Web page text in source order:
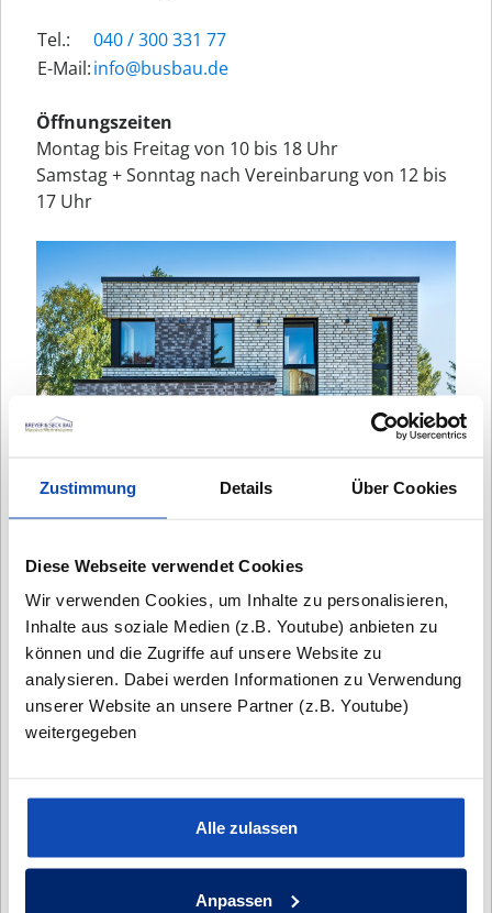
Zustimmung Details Über Cookies
Diese Webseite verwendet Cookies
Wir verwenden Cookies, um Inhalte zu personalisieren,
Inhalte aus soziale Medien (z.B. Youtube) anbieten zu
können und die Zugriffe auf unsere Website zu
analysieren. Dabei werden Informationen zu Verwendung
unserer Website an unsere Partner (z.B. Youtube)
weitergegeben
Alle zulassen
Anpassen
Tel.:
040 / 300 331 77
E-Mail:ed.uabsub@ofni
Öffnungszeiten
Montag bis Freitag von 10 bis 18 Uhr
Samstag + Sonntag nach Vereinbarung von 12 bis
17 Uhr
22457 Hamburg
Tel.:040 / 300 331 77
Planungstermin nach Vereinbarung